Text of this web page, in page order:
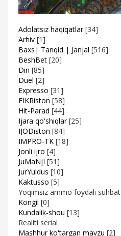
Adolatsiz haqiqatlar [34]
Arhiv [1]
Baxs| Tanqid | Janjal [516]
BeshBet [20]
Din [85]
Duel [2]
Expresso [31]
FIKRiston [58]
Hit-Parad [44]
Ijara qo'shiqlar [25]
IJODiston [84]
IMPRO-TK [18]
Jonli ijro [4]
JuMaNjI [51]
JurYuldus [10]
Kaktusso [5]
Yoqimsiz ammo foydali suhbat
Kongil [0]
Kundalik-shou [13]
Realiti serial
Mashhur ko'targan mavzu [2]